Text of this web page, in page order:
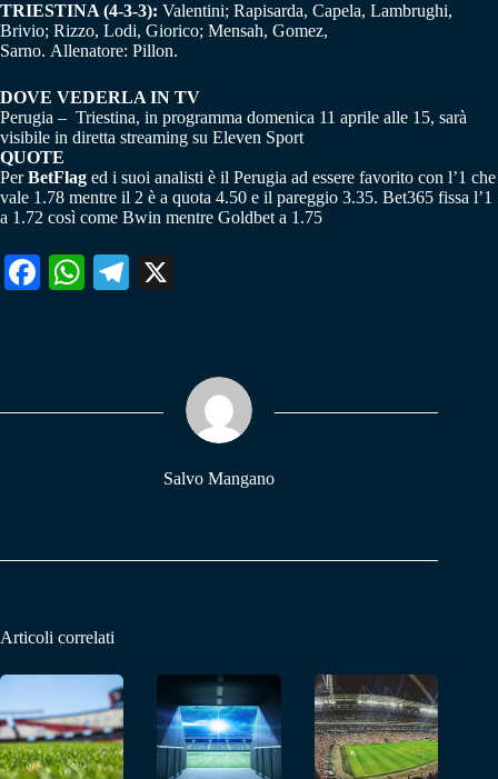
TRIESTINA (4-3-3): Valentini; Rapisarda, Capela, Lambrughi,
Brivio; Rizzo, Lodi, Giorico; Mensah, Gomez,
Sarno. Allenatore: Pillon.
DOVE VEDERLA IN TV
Perugia – Triestina, in programma domenica 11 aprile alle 15, sarà
visibile in diretta streaming su Eleven Sport
QUOTE
PerBetFlag ed i suoi analisti è il Perugia ad essere favorito con l’1 che
vale 1.78 mentre il 2 è a quota 4.50 e il pareggio 3.35. Bet365 fissa l’1
a 1.72 così come Bwin mentre Goldbet a 1.75
Fa W
pp
Te
m
Salvo Mangano
Articoli correlati